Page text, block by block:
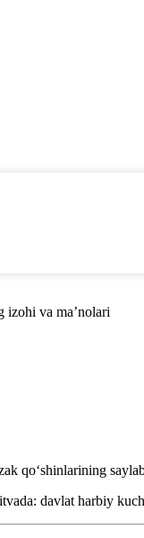
izohi va ma’nolari
qoʻshinlarining
davlat harbiy